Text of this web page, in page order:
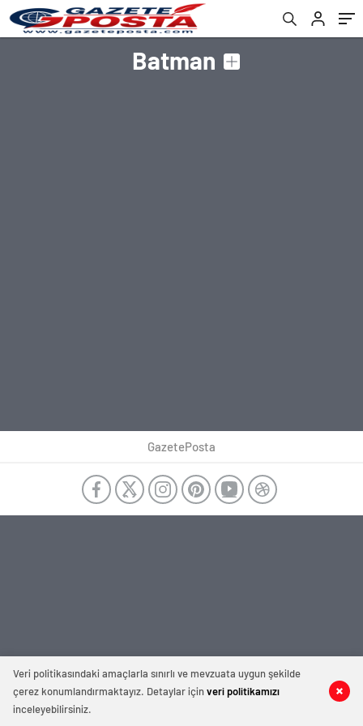
Batman
GazetePosta
Veri politikasındaki amaçlarla sınırlı ve mevzuata uygun şekilde
çerez konumlandırmaktayız. Detaylar içinveri politikamızı
inceleyebilirsiniz.